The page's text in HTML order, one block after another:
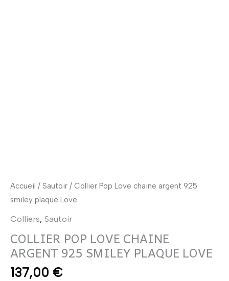
Accueil / Sautoir / Collier Pop Love chaine argent 925
smiley plaque Love
Colliers, Sautoir
COLLIER POP LOVE CHAINE
ARGENT 925 SMILEY PLAQUE LOVE
137,00 €